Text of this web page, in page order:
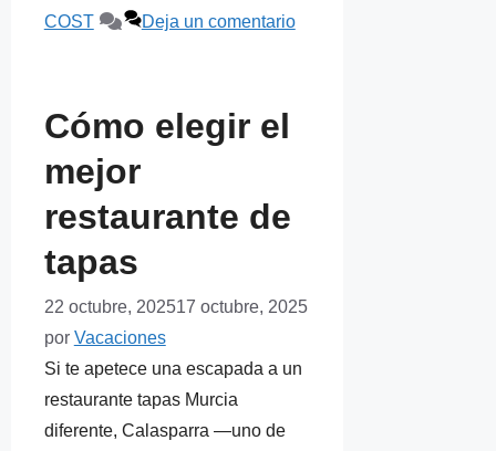
COST
Deja un comentario
Cómo elegir el
mejor
restaurante de
tapas
22 octubre, 202517 octubre, 2025
por Vacaciones
Si te apetece una escapada a un
restaurante tapas Murcia
diferente, Calasparra —uno de